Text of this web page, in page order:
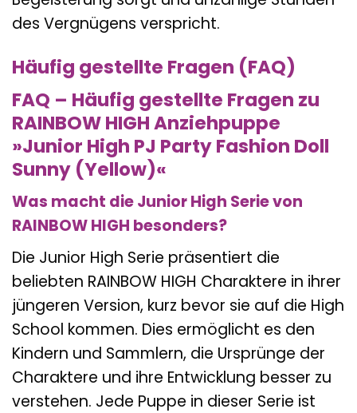
des Vergnügens verspricht.
Häufig gestellte Fragen (FAQ)
FAQ – Häufig gestellte Fragen zu
RAINBOW HIGH Anziehpuppe
»Junior High PJ Party Fashion Doll
Sunny (Yellow)«
Was macht die Junior High Serie von
RAINBOW HIGH besonders?
Die Junior High Serie präsentiert die
beliebten RAINBOW HIGH Charaktere in ihrer
jüngeren Version, kurz bevor sie auf die High
School kommen. Dies ermöglicht es den
Kindern und Sammlern, die Ursprünge der
Charaktere und ihre Entwicklung besser zu
verstehen. Jede Puppe in dieser Serie ist